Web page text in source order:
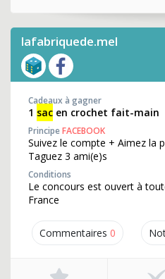
lafabriquede.mel
Commentaires 0
Cadeaux à gagner
1 sac en crochet fait-main
PrincipeFACEBOOK
Suivez le compte + Aimez la
Taguez 3 ami(e)s
Conditions
Le concours est ouvert à
France